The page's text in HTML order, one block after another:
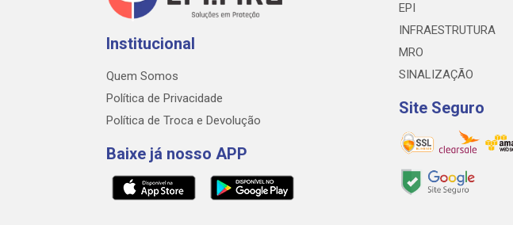
Institucional
Quem Somos
Política de Privacidade
Política de Troca e Devolução
Baixe já nosso APP
EPI
INFRAESTRUTURA
MRO
SINALIZAÇÃO
Site Seguro